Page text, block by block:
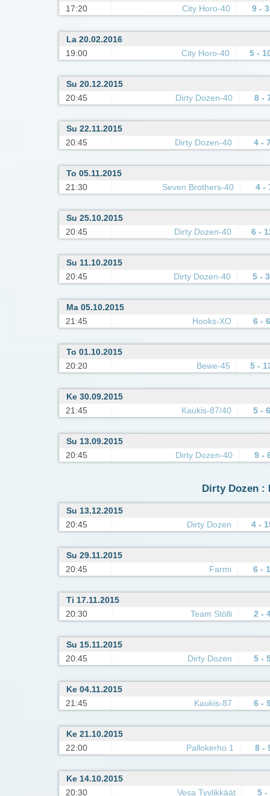
17:20
City Horo-40 9 - 3
La 20.02.2016
19:00
City Horo-40 5 -
Su 20.12.2015
20:45
Dirty Dozen-40 8 -
Su 22.11.2015
20:45
Dirty Dozen-40 4 -
To 05.11.2015
21:30
Seven Brothers-40 4 -
Su 25.10.2015
20:45
Dirty Dozen-40 6 -
Su 11.10.2015
20:45
Dirty Dozen-40 5 - 3
Ma 05.10.2015
21:45
Hooks-XO 6 - 6
To 01.10.2015
20:20
Bewe-45 5 -
Ke 30.09.2015
21:45
Kaukis-87/40 5 - 6
Su 13.09.2015
20:45
Dirty Dozen-40 9 -
Dirty Dozen :
Su 13.12.2015
20:45
Dirty Dozen 4 -
Su 29.11.2015
20:45
Farmi 6 - 1
Ti 17.11.2015
20:30
Team Stölli 2 -
Su 15.11.2015
20:45
Dirty Dozen 5 -
Ke 04.11.2015
21:45
Kaukis-87 6 -
Ke 21.10.2015
22:00
Pallokerho 1 8 -
Ke 14.10.2015
20:30
Vesa Tyylikkäät 5 -